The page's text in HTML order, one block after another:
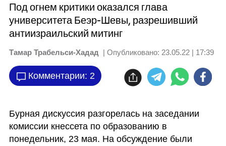
Под огнем критики оказался глава
университета Беэр-Шевы, разрешивший
антиизраильский митинг
Тамар Трабельси-Хадад | Опубликовано: 23.05.22 | 17:39
Комментарии: 2
Бурная дискуссия разгорелась на заседании
комиссии кнессета по образованию в
понедельник, 23 мая. На обсуждение были